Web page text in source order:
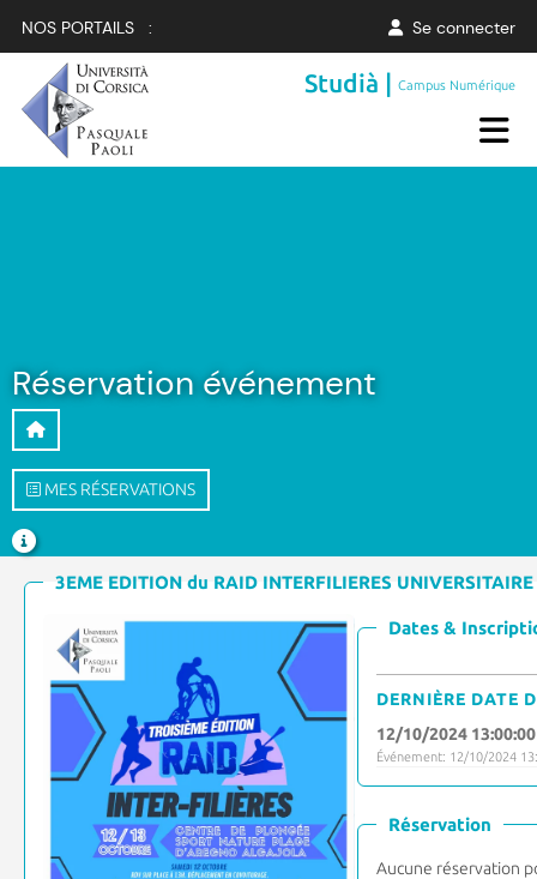
NOS PORTAILS : Se connecter
Studià |Campus Numérique
Réservation événement
MES RÉSERVATIONS
3EME EDITION du RAID INTERFILIERES
Dates &
DERNIÈRE DATE
12/10/2024 13:00:00
Événement: 12/10/2024
Réservation
Aucune réservation